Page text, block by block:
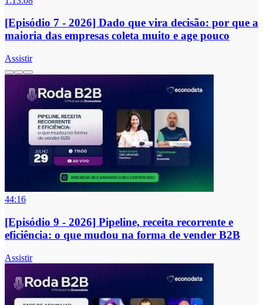
[Episódio 7 - 2026] Dado que vira decisão: por que a
maioria das empresas coleta muito e age pouco
Assistir
44:16
[Episódio 9 - 2026] Pipeline, receita recorrente e
eficiência: o que mudou na forma de vender B2B
Assistir